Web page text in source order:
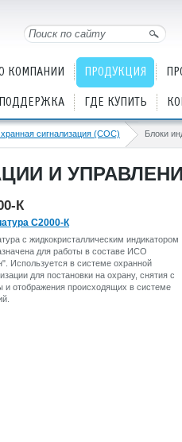
КОМПАНИИ ПРОДУКЦИЯ
ПОДДЕРЖКА ГДЕ КУПИТЬ
сигнализация (СОС)
И
К
С2000-К
с жидкокристаллическим индикатором
для работы в составе ИСО
Используется в системе охранной
для постановки на охрану, снятия с
и отображения происходящих в системе